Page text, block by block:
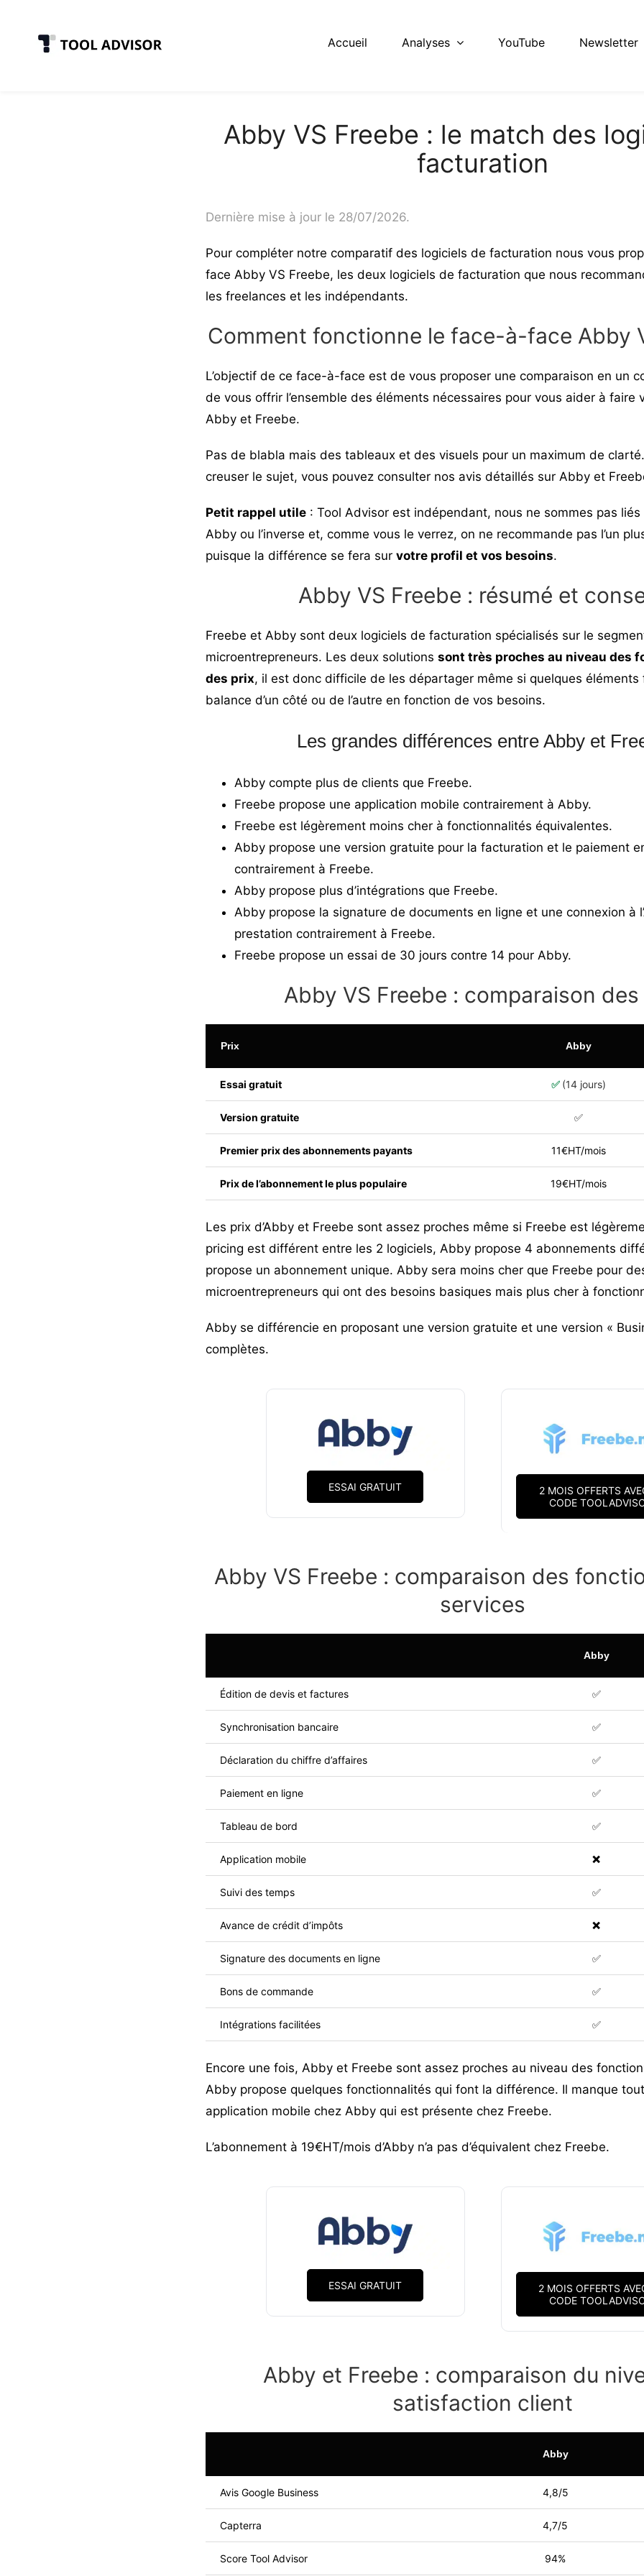
Accueil Analyses YouTube Newsletter
Abby VS Freebe : le match des
facturation
Dernière mise à jour le 28/07/2026.
Pour compléter notre comparatif des logiciels de facturation nous vous
face Abby VS Freebe, les deux logiciels de facturation que nous
les freelances et les indépendants.
Comment fonctionne le face-à-face Abby
L’objectif de ce face-à-face est de vous proposer une comparaison en un
de vous offrir l’ensemble des éléments nécessaires pour vous aider à faire
Abby et Freebe.
Pas de blabla mais des tableaux et des visuels pour un maximum de
creuser le sujet, vous pouvez consulter nos avis détaillés sur Abbyet
Petit rappel utile: Tool Advisor est indépendant, nous ne sommes pas liés
Abby ou l’inverse et, comme vous le verrez, on ne recommande pas l’un
puisque la différence se fera sur votre profil et vos besoins.
Abby VS Freebe : résumé et
Freebe et Abby sont deux logiciels de facturation spécialisés sur le
microentrepreneurs. Les deux solutions sont très proches au niveau des
des prix, il est donc difficile de les départager même si quelques éléments
balance d’un côté ou de l’autre en fonction de vos besoins.
Les grandes différences entre Abby et
Abby compte plus de clients que Freebe.
Freebe propose une application mobile contrairement à Abby.
Freebe est légèrement moins cher à fonctionnalités équivalentes.
Abby propose une version gratuite pour la facturation et le paiement
contrairement à Freebe.
Abby propose plus d’intégrations que Freebe.
Abby propose la signature de documents en ligne et une connexion à
prestation contrairement à Freebe.
Freebe propose un essai de 30 jours contre 14 pour Abby.
Abby VS Freebe : comparaison
Prix Abby
Essai gratuit ✅ (14 jours)
Version gratuite ✅
Premier prix des abonnements payants 11€HT/mois
Prix de l’abonnement le plus populaire 19€HT/mois
Les prix d’Abby et Freebe sont assez proches même si Freebe est
pricing est différent entre les 2 logiciels, Abby propose 4 abonnements
propose un abonnement unique. Abby sera moins cher que Freebe pour
microentrepreneurs qui ont des besoins basiques mais plus cher à
Abby se différencie en proposant une version gratuite et une version «
complètes.
ESSAI GRATUIT
2 MOIS OFFERTS
CODE
Abby VS Freebe : comparaison des
services
Abby
Édition de devis et factures ✅
Synchronisation bancaire ✅
Déclaration du chiffre d’affaires ✅
Paiement en ligne ✅
Tableau de bord ✅
Application mobile ❌
Suivi des temps ✅
Avance de crédit d’impôts ❌
Signature des documents en ligne ✅
Bons de commande ✅
Intégrations facilitées ✅
Encore une fois, Abby et Freebe sont assez proches au niveau des
Abby propose quelques fonctionnalités qui font la différence. Il manque
application mobile chez Abby qui est présente chez Freebe.
L’abonnement à 19€HT/mois d’Abby n’a pas d’équivalent chez Freebe.
ESSAI GRATUIT
2 MOIS OFFERTS
CODE
Abby et Freebe : comparaison du
satisfaction client
Abby
Avis Google Business 4,8/5
Capterra 4,7/5
Score Tool Advisor 94%